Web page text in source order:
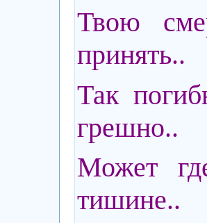
Твою
принять..
Так
грешно..
Может
тишине..